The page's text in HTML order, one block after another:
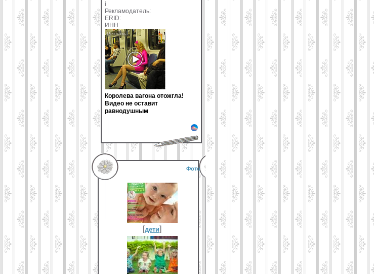
i
Рекламодатель:
ERID:
ИНН:
Королева вагона отожгла!
Видео не оставит
равнодушным
Фото
[дети]